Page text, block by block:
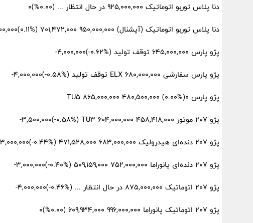
دنا پلاس توربو اتوماتیک ۹۲۵,۰۰۰,۰۰۰ در حال انتظار ... (۰.۰۰%)۰
دنا پلاس توربو اتوماتیک (آپشنال) ۹۵۰,۰۰۰,۰۰۰ ۷۰۱,۴۷۲,۰۰۰ (‎۰.۱۱%‏)‎۱,۰۰۰,۰۰۰‏
پژو پارس ۶۴۵,۰۰۰,۰۰۰ توقف تولید (‎-۰.۶۲%‏)‎-۴,۰۰۰,۰۰۰‏
پژو پارس سفارشی ELX ۶۸۰,۰۰۰,۰۰۰ توقف تولید (‎-۰.۵۸%‏)‎-۴,۰۰۰,۰۰۰‏
پژو پارس TU5 ۸۶۵,۰۰۰,۰۰۰ ۴۸۰,۵۰۰,۰۰۰ (۰.۰۰%)۰
پژو 207 موتور TU3 ۶۰۴,۰۰۰,۰۰۰ ۴۵۸,۴۱۸,۰۰۰ (‎-۰.۵۸%‏)‎-۳,۵۰۰,۰۰۰‏
پژو 207 دنده‌ای هیدرولیک ۶۸۳,۰۰۰,۰۰۰ ۴۷۱,۵۲۸,۰۰۰ (‎-۰.۴۴%‏)‎-۳,۰۰۰,۰۰۰‏
پژو 207 دنده‌ای پانوراما ۷۵۲,۰۰۰,۰۰۰ ۵۰۹,۱۵۹,۰۰۰ (‎-۰.۴۰%‏)‎-۳,۰۰۰,۰۰۰‏
پژو 207 اتوماتیک ۸۷۵,۰۰۰,۰۰۰ در حال انتظار ... (‎-۰.۴۶%‏)‎-۴,۰۰۰,۰۰۰‏
پژو 207 اتوماتیک پانوراما ۹۹۶,۰۰۰,۰۰۰ ۶۰۹,۹۳۴,۰۰۰ (۰.۰۰%)۰